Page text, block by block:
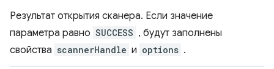
Результат открытия сканера. Если значение
параметра равно SUCCESS , будут заполнены
свойства scannerHandle и options .